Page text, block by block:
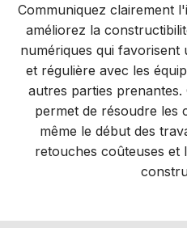
Communiquez clairement
améliorez la
numériques qui
et régulière avec les
autres parties
permet de résoudre les
même le début des
retouches coûteuses et